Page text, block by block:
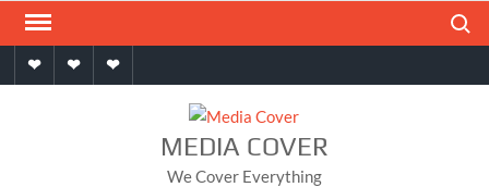
Skip
contentHomeAboutContact
MEDIA COVER
We Cover Everything